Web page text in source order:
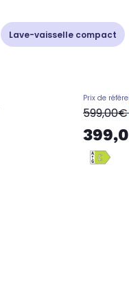
Lave-vaisselle compact
Prix de
oldPrice